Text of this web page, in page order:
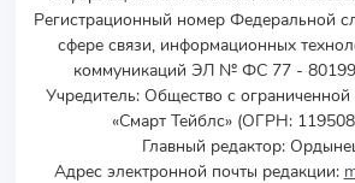
Регистрационный номер Федеральной
сфере связи, информационных
коммуникаций ЭЛ № ФС 77 - 80199
Учредитель: Общество с ограниченной
«Смарт Тейблс» (ОГРН:
Главный редактор:
Адрес электронной почты редакции: